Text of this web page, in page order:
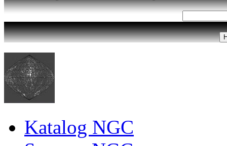
Katalog NGC